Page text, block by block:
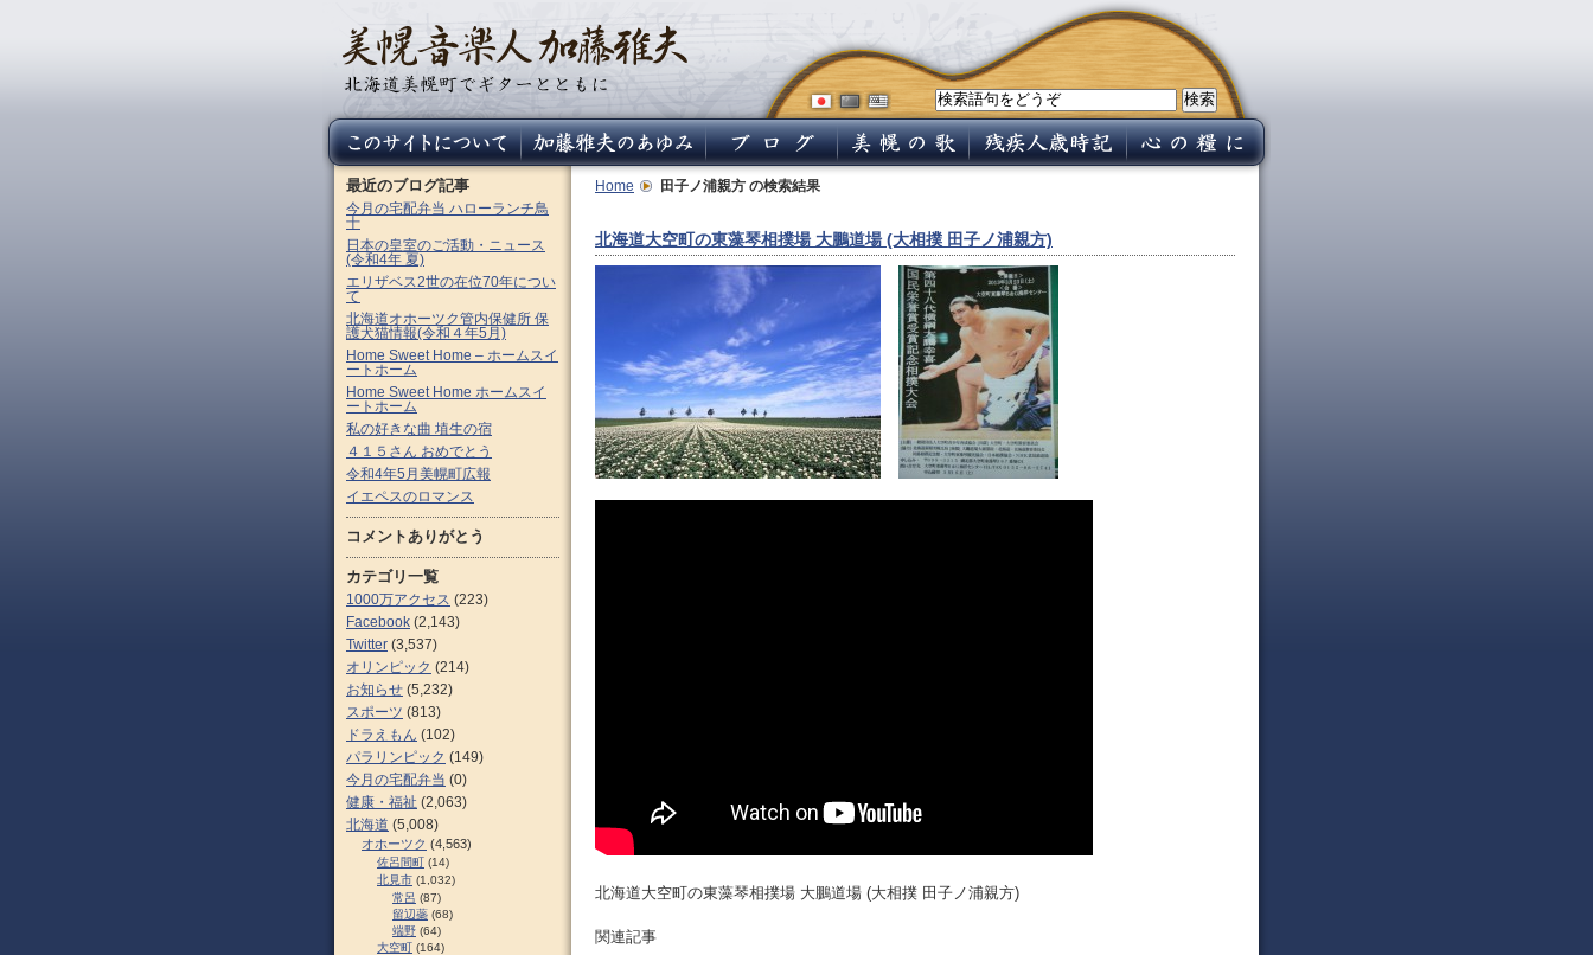
Home 田子ノ浦親方 の検索結果
北海道大空町の東藻琴相撲場 大鵬道場 (大相撲 田子ノ浦親方)
北海道大空町の東藻琴相撲場 大鵬道場 (大相撲 田子ノ浦親方)
関連記事
最近のブログ記事
今月の宅配弁当 ハローランチ鳥
十
日本の皇室のご活動・ニュース
(令和4年 夏)
エリザベス2世の在位70年につい
て
北海道オホーツク管内保健所 保
護犬猫情報(令和４年5月)
Home Sweet Home – ホームスイ
ートホーム
Home Sweet Home ホームスイ
ートホーム
私の好きな曲 埴生の宿
４１５さん おめでとう
令和4年5月美幌町広報
イエペスのロマンス
コメントありがとう
カテゴリ一覧
1000万アクセス (223)
Facebook (2,143)
Twitter (3,537)
オリンピック (214)
お知らせ (5,232)
スポーツ (813)
ドラえもん (102)
パラリンピック (149)
今月の宅配弁当 (0)
健康・福祉 (2,063)
北海道 (5,008)
オホーツク (4,563)
佐呂間町 (14)
北見市 (1,032)
常呂 (87)
留辺蘂 (68)
端野 (64)
大空町 (164)